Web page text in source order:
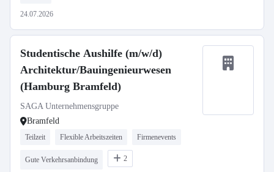
24.07.2026
Studentische Aushilfe (m/w/d)
Architektur/Bauingenieurwesen
(Hamburg Bramfeld)
SAGA Unternehmensgruppe
Bramfeld
Teilzeit Flexible Arbeitszeiten Firmenevents
Gute Verkehrsanbindung 2